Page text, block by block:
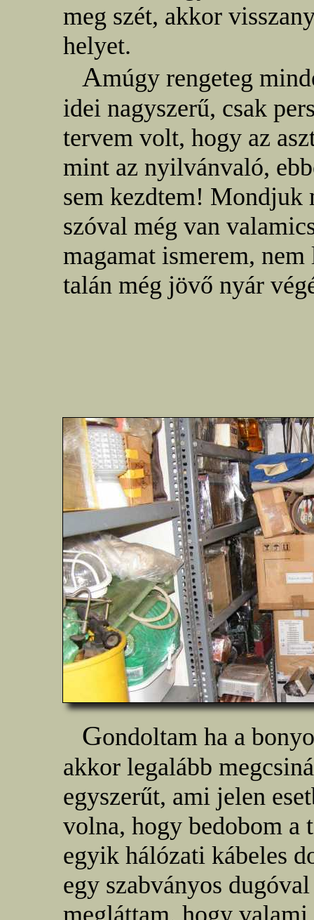
meg szét, akkor
helyet.
Amúgy rengeteg
idei nagyszerű, csak
tervem volt, hogy az
mint az nyilvánvaló,
sem kezdtem! Mondjuk
szóval még van
magamat ismerem,
talán még jövő nyár
Gondoltam ha a
akkor legalább
egyszerűt, ami jelen
volna, hogy bedobom a
egyik hálózati kábeles
egy szabványos
megláttam, hogy